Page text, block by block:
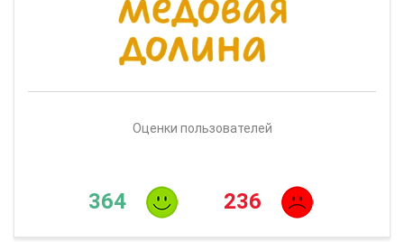
Оценки пользователей
364 236